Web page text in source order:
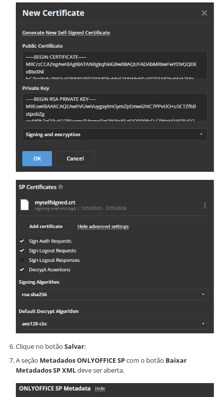
Clique no botão Salvar;
A seção Metadados ONLYOFFICE SPcom o botão Baixar
Metadados SP XMLdeve ser aberta.